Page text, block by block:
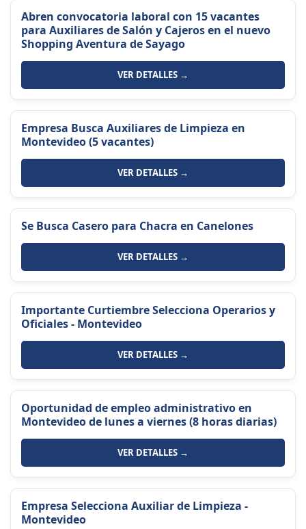
Abren convocatoria laboral con 15 vacantes
para Auxiliares de Salón y Cajeros en el nuevo
Shopping Aventura de Sayago
VER DETALLES →
Empresa Busca Auxiliares de Limpieza en
Montevideo (5 vacantes)
VER DETALLES →
Se Busca Casero para Chacra en Canelones
VER DETALLES →
Importante Curtiembre Selecciona Operarios y
Oficiales - Montevideo
VER DETALLES →
Oportunidad de empleo administrativo en
Montevideo de lunes a viernes (8 horas diarias)
VER DETALLES →
Empresa Selecciona Auxiliar de Limpieza -
Montevideo